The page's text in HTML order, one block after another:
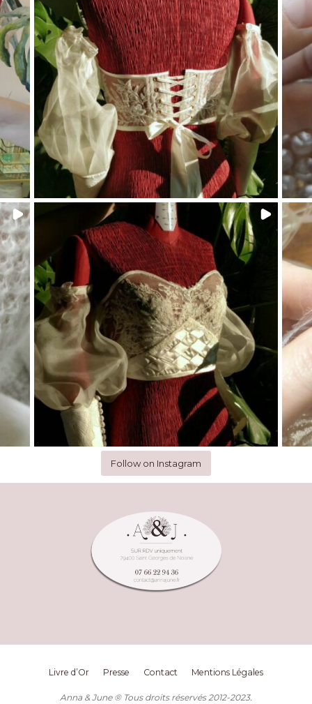
Follow on Instagram
Livre d’Or Presse Contact Mentions Légales
Anna & June ® Tous droits réservés 2012-2023.